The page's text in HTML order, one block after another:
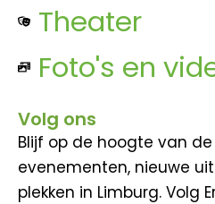
Theater
Foto's en
Volg ons
Blijf op de hoogte van
evenementen, nieuwe
plekken in Limburg. Volg